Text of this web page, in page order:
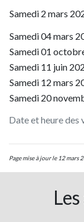
Date et heure des
Samedi 2 mars
Samedi 04 mars
Samedi 01
Samedi 11 juin
Samedi 12 mars
Samedi 20
Page mise à jour le 12 mars